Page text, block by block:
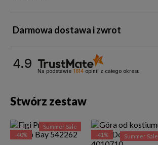
Darmowa dostawa i zwrot
4.9
Na podstawie 1614 opinii z całego okresu
Stwórz zestaw
-40%
Summer Sale
-41% Summer Sale